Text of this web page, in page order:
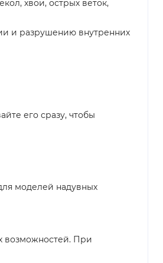
хвои, острых веток,
и разрушению внутренних
его сразу, чтобы
моделей надувных
возможностей. При